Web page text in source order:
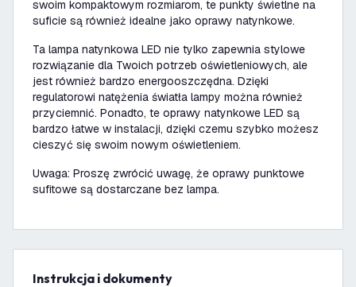
swoim kompaktowym rozmiarom, te punkty świetlne na
suficie są również idealne jako oprawy natynkowe.
Ta lampa natynkowa LED nie tylko zapewnia stylowe
rozwiązanie dla Twoich potrzeb oświetleniowych, ale
jest również bardzo energooszczędna. Dzięki
regulatorowi natężenia światła lampy można również
przyciemnić. Ponadto, te oprawy natynkowe LED są
bardzo łatwe w instalacji, dzięki czemu szybko możesz
cieszyć się swoim nowym oświetleniem.
Uwaga: Proszę zwrócić uwagę, że oprawy punktowe
sufitowe są dostarczane bez lampa.
Instrukcja i dokumenty